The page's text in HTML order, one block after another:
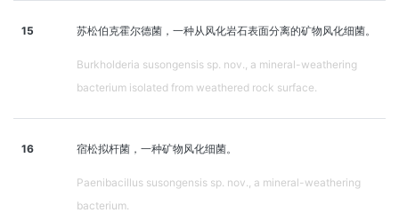
15 苏松伯克霍尔德菌，一种从风化岩石表面分离的矿物风化细菌。
Burkholderia susongensis sp. nov., a mineral-weathering
bacterium isolated from weathered rock surface.
16 宿松拟杆菌，一种矿物风化细菌。
Paenibacillus susongensis sp. nov., a mineral-weathering
bacterium.